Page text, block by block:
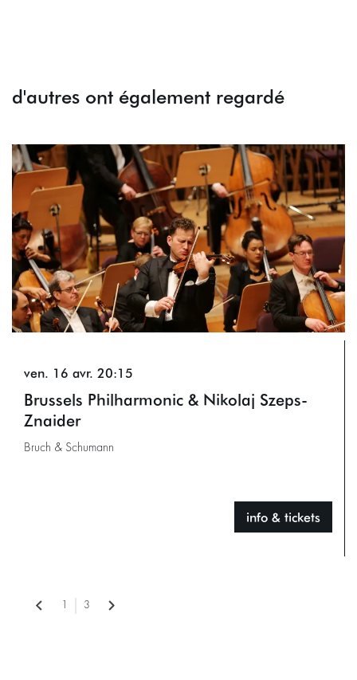
d'autres ont également regardé
Brussels Philharmonic & Nikolaj Szeps-
Znaider
Bruch & Schumann
ven. 16 avr. 20:15
info & tickets
3